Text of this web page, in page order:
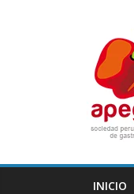
INICIO